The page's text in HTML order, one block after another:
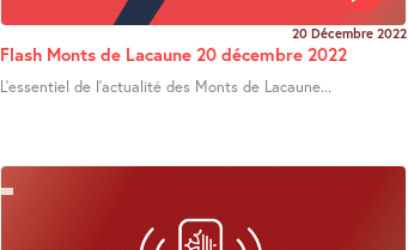
20 Décembre 2022
Flash Monts de Lacaune 20 décembre 2022
L’essentiel de l’actualité des Monts de Lacaune...